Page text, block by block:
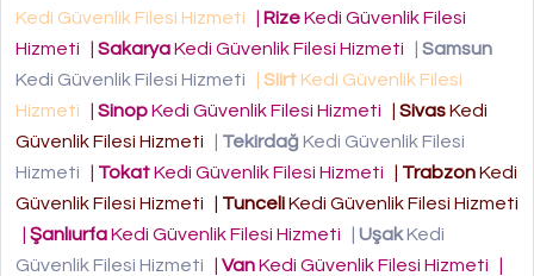
Kedi Güvenlik Filesi Hizmeti
| RizeKedi Güvenlik Filesi
Hizmeti
| SakaryaKedi Güvenlik Filesi Hizmeti | Samsun
Kedi Güvenlik Filesi Hizmeti
| Siirt Kedi Güvenlik Filesi
Hizmeti
| SinopKedi Güvenlik Filesi Hizmeti | SivasKedi
Güvenlik Filesi Hizmeti
| Tekirdağ Kedi Güvenlik Filesi
Hizmeti
| TokatKedi Güvenlik Filesi Hizmeti | TrabzonKedi
Güvenlik Filesi Hizmeti
| TunceliKedi Güvenlik Filesi Hizmeti
| ŞanlıurfaKedi Güvenlik Filesi Hizmeti | UşakKedi
Güvenlik Filesi Hizmeti
| VanKedi Güvenlik Filesi Hizmeti
|